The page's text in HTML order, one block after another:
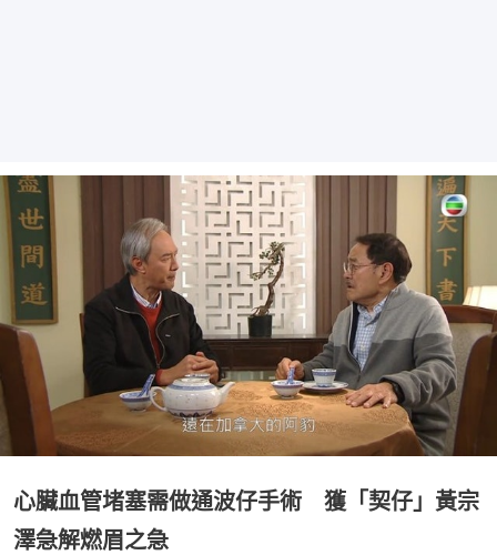
心臟血管堵塞需做通波仔手術 獲「契仔」黃宗
澤急解燃眉之急